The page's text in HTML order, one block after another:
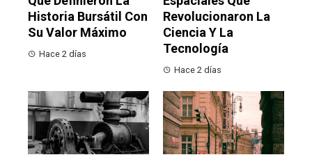
Historia Bursátil Con
Su Valor Máximo
Hace 2 días
Revolucionaron La
Ciencia Y La
Tecnología
Hace 2 días